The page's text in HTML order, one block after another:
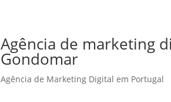
Agência de marketing
Gondomar
Agência de Marketing Digital em Portugal